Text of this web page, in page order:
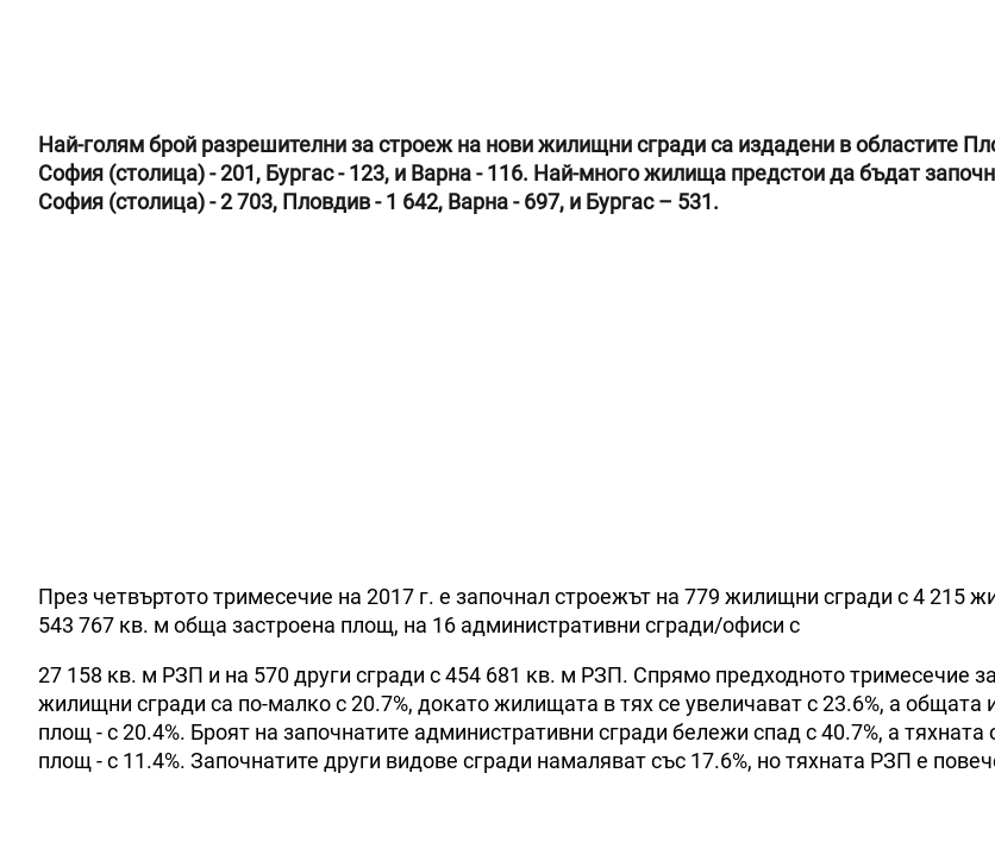
Най-голям брой разрешителни за строеж на нови жилищни сгради са издадени в областите
София (столица) - 201, Бургас - 123, и Варна - 116. Най-много жилища предстои да бъдат
София (столица) - 2 703, Пловдив - 1 642, Варна - 697, и Бургас – 531.
През четвъртото тримесечие на 2017 г. е започнал строежът на 779 жилищни сгради с 4 215
543 767 кв. м обща застроена площ, на 16 административни сгради/офиси с
27 158 кв. м РЗП и на 570 други сгради с 454 681 кв. м РЗП. Спрямо предходното тримесечие
жилищни сгради са по-малко с 20.7%, докато жилищата в тях се увеличават с 23.6%, а общата
площ - с 20.4%. Броят на започнатите административни сгради бележи спад с 40.7%, а
площ - с 11.4%. Започнатите други видове сгради намаляват със 17.6%, но тяхната РЗП е